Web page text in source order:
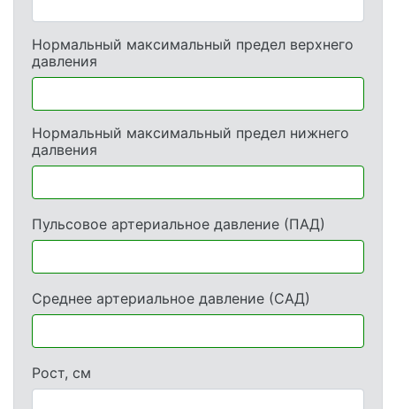
Нормальный максимальный предел верхнего
давления
Нормальный максимальный предел нижнего
далвения
Пульсовое артериальное давление (ПАД)
Среднее артериальное давление (САД)
Рост, см